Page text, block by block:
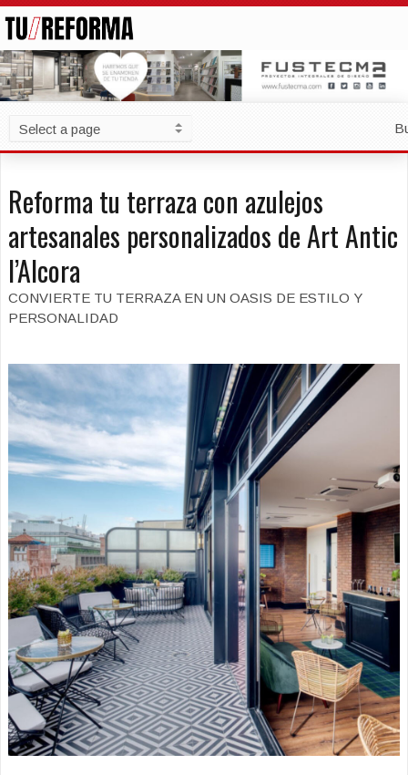
Reforma tu terraza con azulejos
artesanales personalizados de Art Antic
l’Alcora
CONVIERTE TU TERRAZA EN UN OASIS DE ESTILO Y
PERSONALIDAD